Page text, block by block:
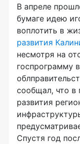
В апреле
бумаге идею
воплотить в
развития
несмотря на
госпрограмму
сообщал, что в
развития
Спустя год